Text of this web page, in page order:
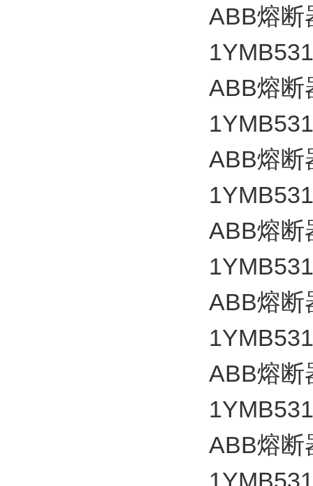
ABB熔断
ABB熔断
ABB熔断
ABB熔断
ABB熔断
ABB熔断
ABB熔断